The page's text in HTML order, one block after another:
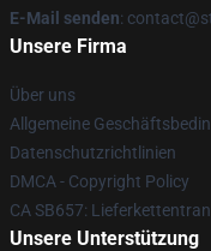
E-Mail senden:
Unsere Firma
Über uns
Allgemeine
Datenschutzrichtlinien
DMCA - Copyright Policy
CA SB657:
Unsere Unterstützung